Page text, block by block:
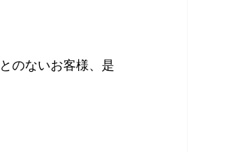
のないお客様、是